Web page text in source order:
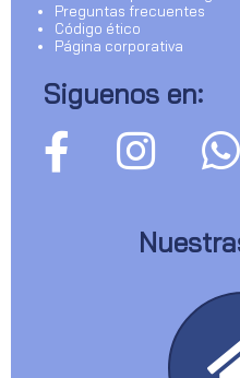
Preguntas frecuentes
Código ético
Página corporativa
Siguenos en: